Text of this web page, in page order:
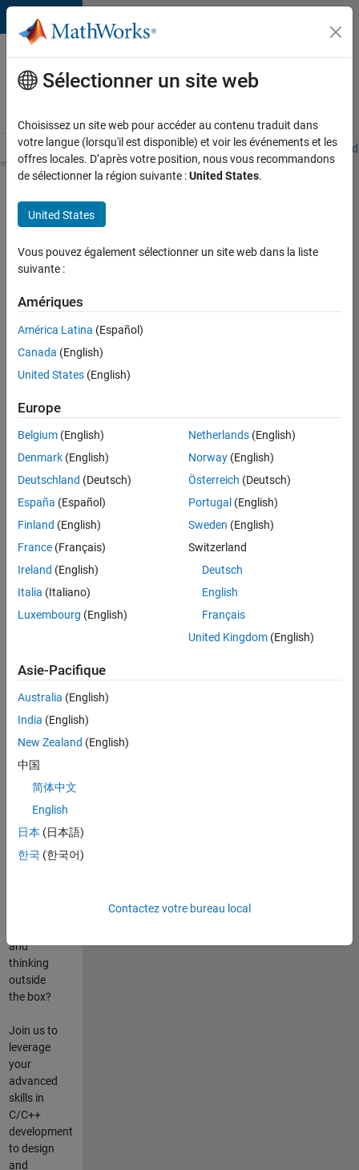
Passer au contenu
Votre
carrière
chez
Accueil Explorer nos opportunités Adresses de nos bureaux
d’autres
offres
Senior
Software
Quality
Engineer
maintenant
Poste:
36935-
Ingénierie
de
la
FR-
Résumé
du
poste
Are you
about
state-of-
the-art
Do you
and
thinking
outside
the box?
Join us to
leverage
your
advanced
skills in
C/C++
development
to design
and
Sélectionner un site web
Choisissez un site web pour accéder au contenu traduit dans
votre langue (lorsqu'il est disponible) et voir les événements et les
offres locales. D’après votre position, nous vous recommandons
de sélectionner la région suivante :United States.
United States
Vous pouvez également sélectionner un site web dans la liste
suivante :
Amériques
América Latina (Español)
Canada (English)
United States (English)
Europe
Belgium (English)
Denmark (English)
Deutschland (Deutsch)
España (Español)
Finland (English)
France (Français)
Ireland (English)
Italia (Italiano)
Luxembourg (English)
Netherlands(English)
Norway(English)
Österreich (Deutsch)
Portugal (English)
Sweden (English)
Switzerland
Deutsch
English
Français
United Kingdom(English)
Asie-Pacifique
Australia (English)
India (English)
New Zealand (English)
中国
简体中文
English
日本 (日本語)
한국 (한국어)
Contactez votre bureau local